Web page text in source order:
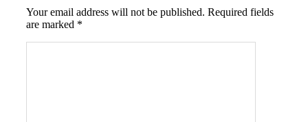
Your email address will not be published. Required fields
are marked *